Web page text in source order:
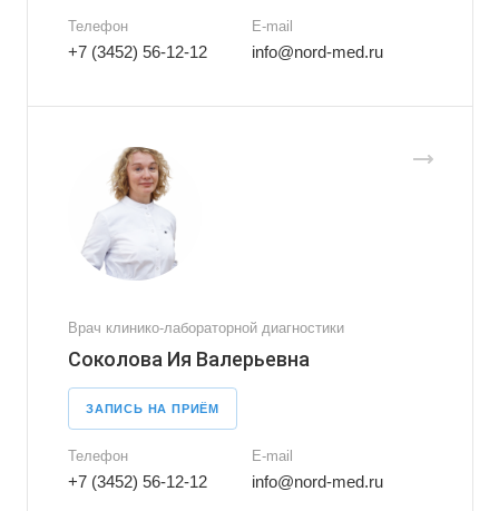
Телефон
+7 (3452) 56-12-12
E-mail
info@nord-med.ru
Врач клинико-лабораторной диагностики
Соколова Ия Валерьевна
ЗАПИСЬ НА ПРИЁМ
Телефон
+7 (3452) 56-12-12
E-mail
info@nord-med.ru